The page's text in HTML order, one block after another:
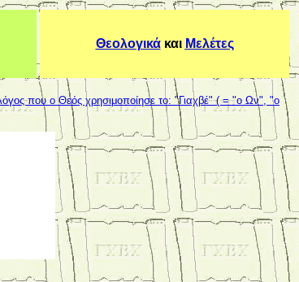
Θεολογικά και Μελέτες
που ο Θεός χρησιμοποίησε το: "Γιαχβέ" ( = "ο Ων", "ο